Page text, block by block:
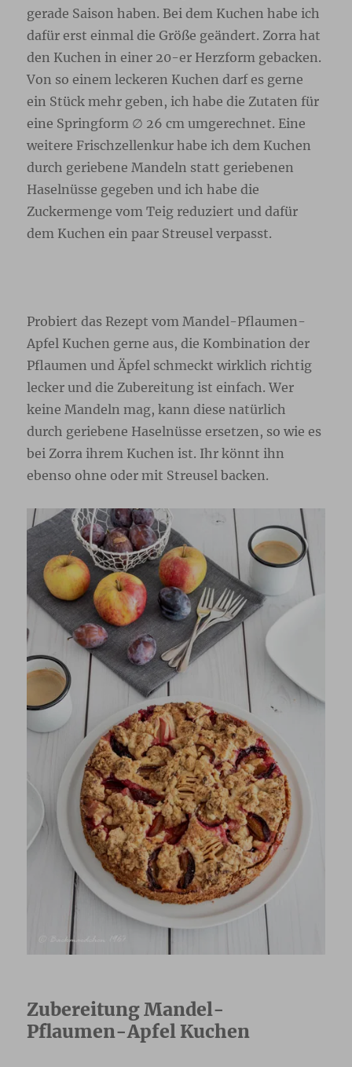
gerade Saison haben. Bei dem Kuchen habe ich
dafür erst einmal die Größe geändert. Zorra hat
den Kuchen in einer 20-er Herzform gebacken.
Von so einem leckeren Kuchen darf es gerne
ein Stück mehr geben, ich habe die Zutaten für
eine Springform ∅ 26 cm umgerechnet. Eine
weitere Frischzellenkur habe ich dem Kuchen
durch geriebene Mandeln statt geriebenen
Haselnüsse gegeben und ich habe die
Zuckermenge vom Teig reduziert und dafür
dem Kuchen ein paar Streusel verpasst.
Probiert das Rezept vom Mandel-Pflaumen-
Apfel Kuchen gerne aus, die Kombination der
Pflaumen und Äpfel schmeckt wirklich richtig
lecker und die Zubereitung ist einfach. Wer
keine Mandeln mag, kann diese natürlich
durch geriebene Haselnüsse ersetzen, so wie es
bei Zorra ihrem Kuchen ist. Ihr könnt ihn
ebenso ohne oder mit Streusel backen.
Zubereitung Mandel-
Pflaumen-Apfel Kuchen